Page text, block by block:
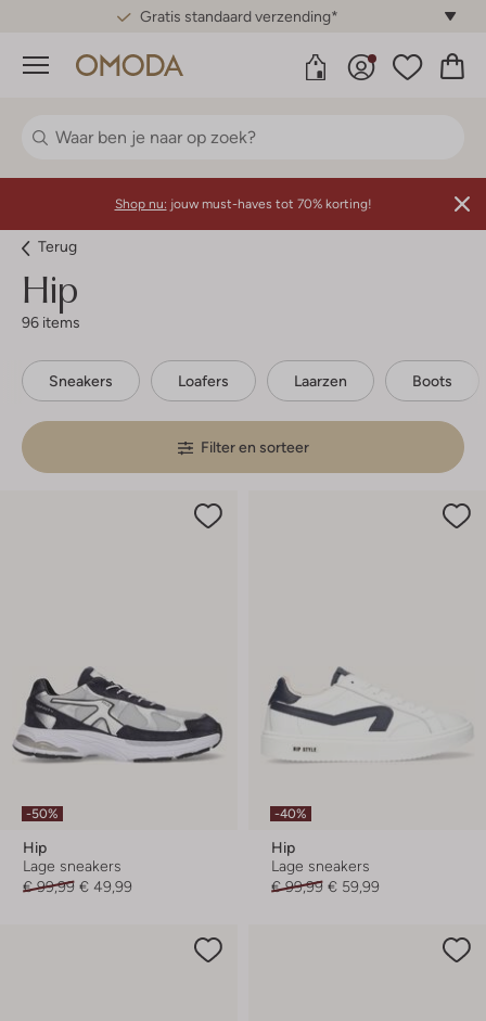
Gratis standaard verzending*
Menu
Shop nu: jouw must-haves tot 70% korting!
Terug
Hip
96 items
Sneakers Loafers Laarzen Boots
Filter en sorteer
-50%
Hip
Lage sneakers
€ 99,99 € 49,99
-40%
Hip
Lage sneakers
€ 99,99 € 59,99